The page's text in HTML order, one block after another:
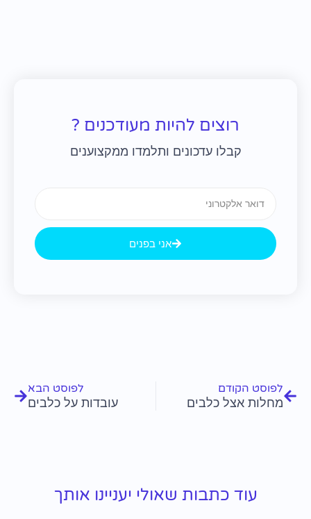
רוצים להיות מעודכנים ?
קבלו עדכונים ותלמדו ממקצוענים
אני בפנים
לפוסט הקודם
מחלות אצל כלבים
לפוסט הבא
עובדות על כלבים
עוד כתבות שאולי יעניינו אותך